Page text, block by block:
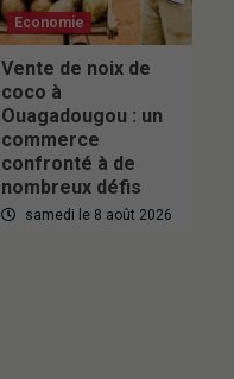
Economie
Vente de noix de
coco à
Ouagadougou : un
commerce
confronté à de
nombreux défis
samedi le 8 août 2026